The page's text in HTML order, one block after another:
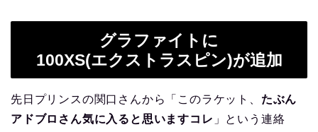
グラファイトに
100XS(エクストラスピン)が追加
先日プリンスの関口さんから「このラケット、 たぶん
アドブロさん気に入ると思いますコレ 」という連絡